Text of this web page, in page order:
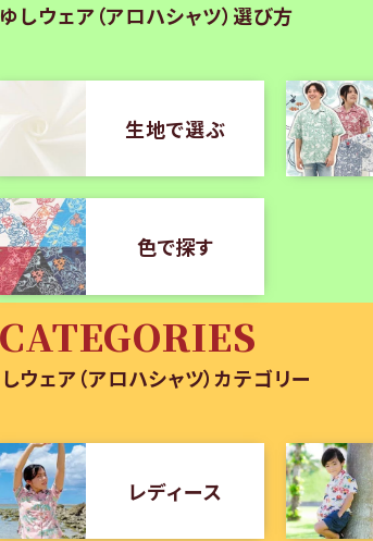
しウェア（アロハシャツ）選び方
生地で選ぶ
色で探す
CATEGORIES
ウェア（アロハシャツ）カテゴリー
レディース